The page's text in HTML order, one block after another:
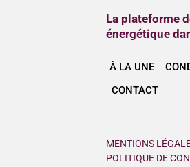
La plateforme
énergétique
À LA UNE
CONTACT
MENTIONS
POLITIQUE DE